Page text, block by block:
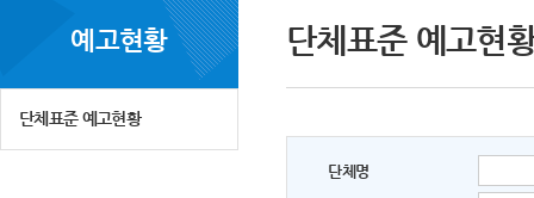
예고현황
단체표준 예고현황
단체표준 예고현
단체명